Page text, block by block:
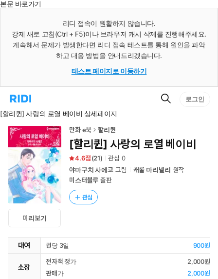
본문 바로가기
리디 접속이 원활하지 않습니다.
강제 새로 고침(Ctrl + F5)이나 브라우저 캐시 삭제를 진행해주세요.
계속해서 문제가 발생한다면 리디 접속 테스트를 통해 원인을 파악
하고 대응 방법을 안내드리겠습니다.
테스트 페이지로 이동하기
리
홈
로
이
검
로그인
[할리퀸] 사랑의 로열 베이비 상세페이지
미리보기
만화 e북 할리퀸
[할리퀸] 사랑의 로열 베이비
4.6 (21) 관심 0
야마구치 사에코그림 캐롤 마리넬리 원작
미스터블루 출판
관심
대여 권당 3일 900원
소장
전자책 정가
2,000원
판매가
2,000원